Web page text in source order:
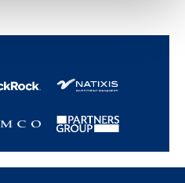
Pubblicità e contenuti
pubblicità e dei
e sviluppo di servizi.